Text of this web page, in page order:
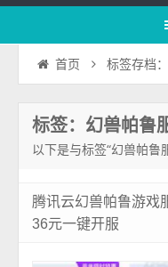
首页 标签存档
标签：幻兽帕鲁
以下是与标签“幻兽帕鲁
腾讯云幻兽帕鲁游戏
36元一键开服